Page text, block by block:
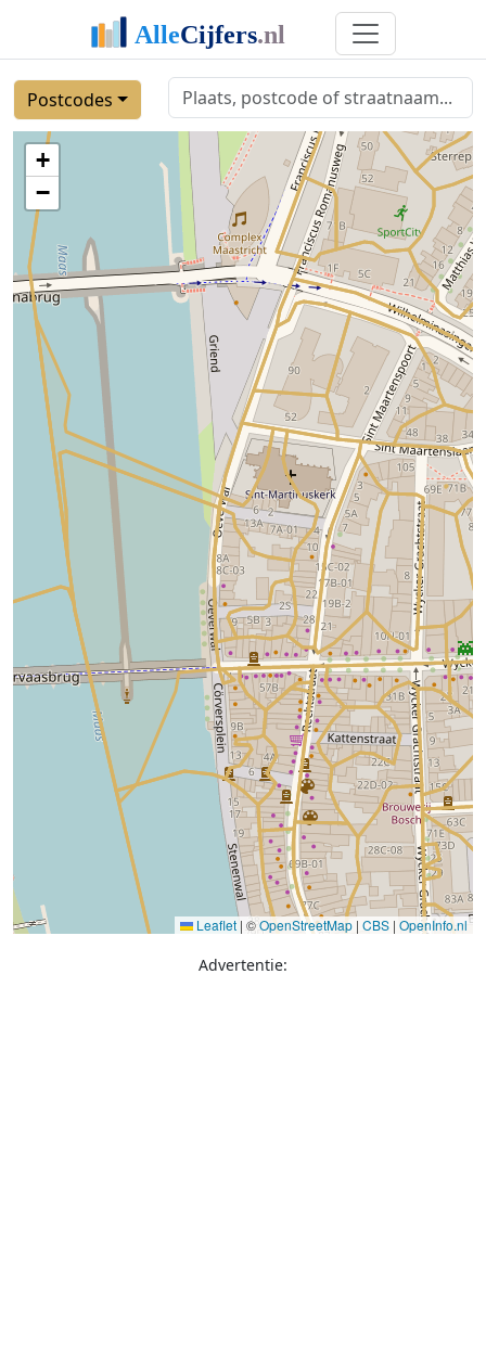
Postcodes
+
−
Leaflet | ©OpenStreetMap | CBS | OpenInfo.nl
Advertentie: